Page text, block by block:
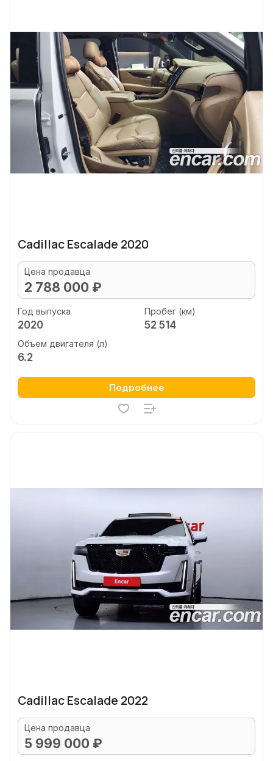
Cadillac Escalade 2020
Цена продавца
2 788 000 ₽
Год выпуска
2020
Пробег (км)
52 514
Объем двигателя (л)
6.2
Подробнее
Cadillac Escalade 2022
Цена продавца
5 999 000 ₽